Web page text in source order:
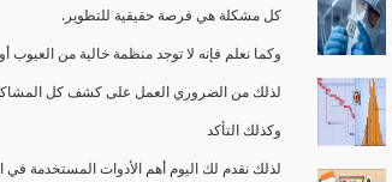
كل مشكلة هي فرصة حقيقية للتطوير.
وكما نعلم فإنه لا توجد منظمة خالية من العيوب
لذلك من الضروري العمل على كشف كل المشاكل
وكذلك التأكد
لذلك نقدم لك اليوم أهم الأدوات المستخدمة